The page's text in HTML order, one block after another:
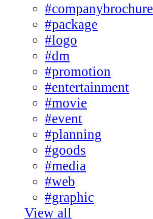
#companybrochure
#package
#logo
#dm
#promotion
#entertainment
#movie
#event
#planning
#goods
#media
#web
#graphic
View all